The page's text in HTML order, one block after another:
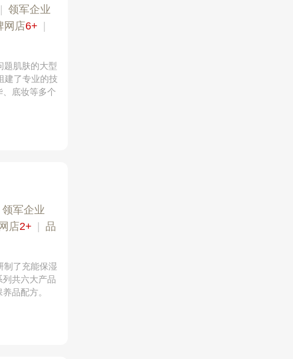
领军企业
网店6+
题肌肤的大型
建了专业的技
底妆等多个
领军企业
店2+
品
制了充能保湿
共六大产品
品配方。